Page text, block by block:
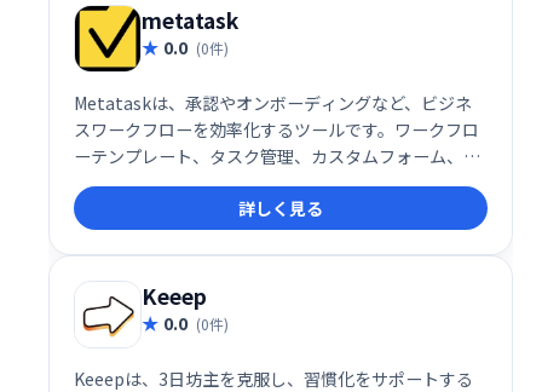
metatask
0.0 (0件)
Metataskは、承認やオンボーディングなど、ビジネ
スワークフローを効率化するツールです。ワークフロ
ーテンプレート、タスク管理、カスタムフォーム、チ
ャット機能などを備え、社内プロセスの作成・整理を
支援します。Zapier連携にも対応し、ブランドの一貫
性を保ちながら、業務効率の向上を実現します。チー
ムの生産性向上に最適なソリューションです。
詳しく見る
Keeep
0.0 (0件)
Keeepは、3日坊主を克服し、習慣化をサポートする